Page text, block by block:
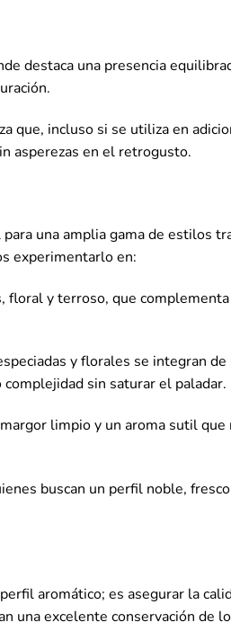
destaca una presencia
que, incluso si se utiliza en
asperezas en el retrogusto.
una amplia gama de estilos
experimentarlo en:
y terroso, que
y florales se integran
sin saturar el paladar.
limpio y un aroma sutil que
buscan un perfil noble,
aromático; es asegurar la
una excelente conservación de